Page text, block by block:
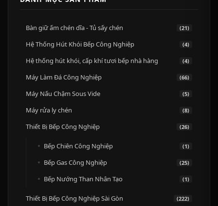
Bàn giữ ấm chén dĩa - Tủ sấy chén (21)
Hệ Thống Hút Khói Bếp Công Nghiệp (4)
Hệ thống hút khói, cấp khí tươi bếp nhà hàng (4)
Máy Làm Đá Công Nghiệp (66)
Máy Nấu Chậm Sous Vide (5)
Máy rửa ly chén (8)
Thiết Bị Bếp Công Nghiệp (26)
Bếp Chiên Công Nghiệp (1)
Bếp Gas Công Nghiệp (25)
Bếp Nướng Than Nhân Tạo (1)
Thiết Bị Bếp Công Nghiệp Sài Gòn (222)